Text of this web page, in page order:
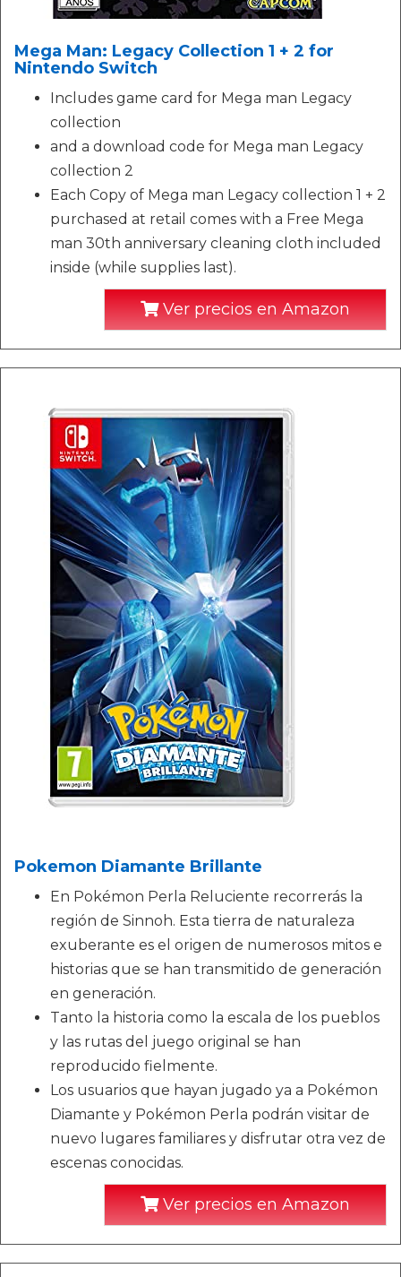
Mega Man: Legacy Collection 1 + 2 for
Nintendo Switch
Includes game card for Mega man Legacy
collection
and a download code for Mega man Legacy
collection 2
Each Copy of Mega man Legacy collection 1 + 2
purchased at retail comes with a Free Mega
man 30th anniversary cleaning cloth included
inside (while supplies last).
Ver precios en Amazon
Pokemon Diamante Brillante
En Pokémon Perla Reluciente recorrerás la
región de Sinnoh. Esta tierra de naturaleza
exuberante es el origen de numerosos mitos e
historias que se han transmitido de generación
en generación.
Tanto la historia como la escala de los pueblos
y las rutas del juego original se han
reproducido fielmente.
Los usuarios que hayan jugado ya a Pokémon
Diamante y Pokémon Perla podrán visitar de
nuevo lugares familiares y disfrutar otra vez de
escenas conocidas.
Ver precios en Amazon